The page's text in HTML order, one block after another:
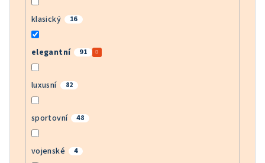
klasický 16
elegantní 91
luxusní 82
sportovní 48
vojenské 4